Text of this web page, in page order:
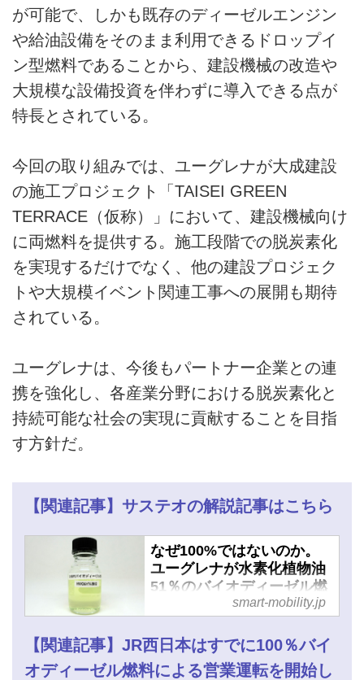
が可能で、しかも既存のディーゼルエンジン
や給油設備をそのまま利用できるドロップイ
ン型燃料であることから、建設機械の改造や
大規模な設備投資を伴わずに導入できる点が
特長とされている。
今回の取り組みでは、ユーグレナが大成建設
の施工プロジェクト「TAISEI GREEN
TERRACE（仮称）」において、建設機械向け
に両燃料を提供する。施工段階での脱炭素化
を実現するだけでなく、他の建設プロジェク
トや大規模イベント関連工事への展開も期待
されている。
ユーグレナは、今後もパートナー企業との連
携を強化し、各産業分野における脱炭素化と
持続可能な社会の実現に貢献することを目指
す方針だ。
【関連記事】サステオの解説記事はこちら
なぜ100%ではないのか。
ユーグレナが水素化植物油
51％のバイオディーゼル燃
料「サステオ」開発 - スマ
smart-mobility.jp
【関連記事】JR西日本はすでに100％バイ
オディーゼル燃料による営業運転を開始し